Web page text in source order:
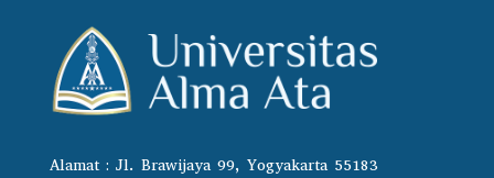
Alamat : Jl. Brawijaya 99, Yogyakarta 55183